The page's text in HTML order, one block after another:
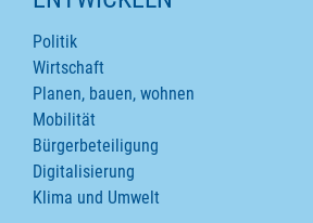
Politik
Wirtschaft
Planen, bauen, wohnen
Mobilität
Bürgerbeteiligung
Digitalisierung
Klima und Umwelt